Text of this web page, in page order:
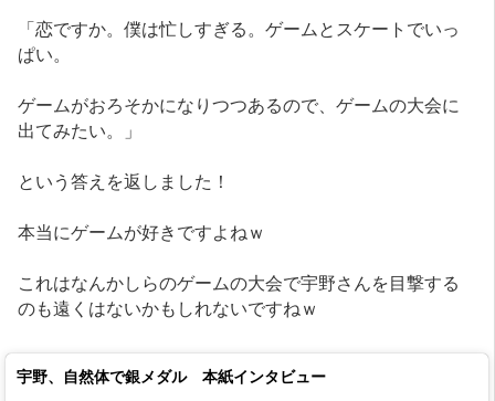
「恋ですか。僕は忙しすぎる。ゲームとスケートでいっ
ぱい。
ゲームがおろそかになりつつあるので、ゲームの大会に
出てみたい。」
という答えを返しました！
本当にゲームが好きですよねｗ
これはなんかしらのゲームの大会で宇野さんを目撃する
のも遠くはないかもしれないですねｗ
宇野、自然体で銀メダル 本紙インタビュー